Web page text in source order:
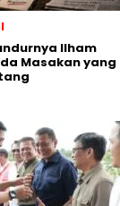
Ilham
Masakan yang